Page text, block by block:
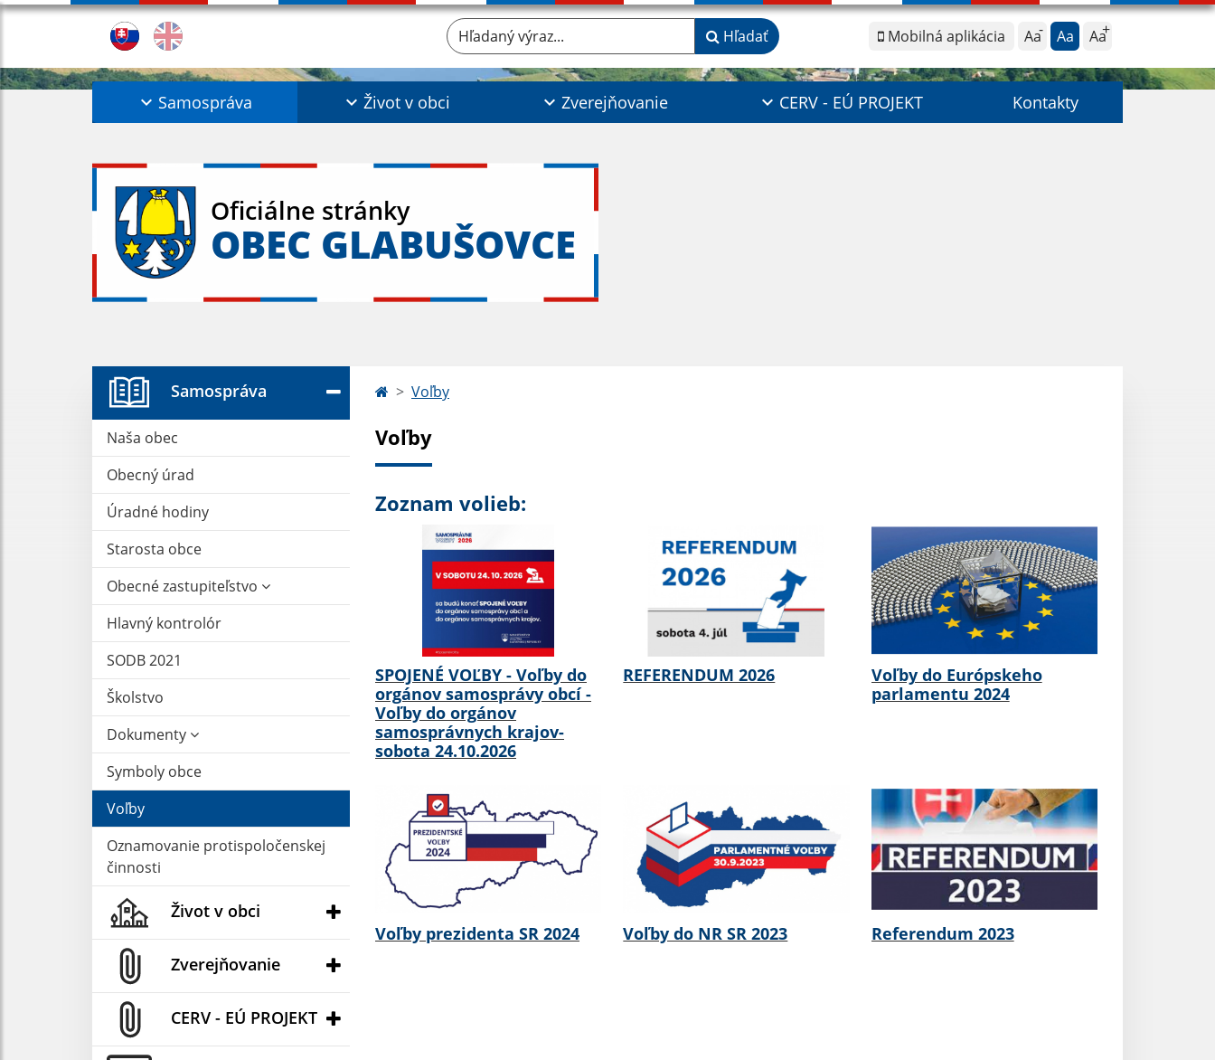
Mobilná aplikácia Aa Aa Aa
Hľadaný výraz... Hľadať
Samospráva Život v obci Zverejňovanie CERV - EÚ PROJEKT Kontakty
Oficiálne stránky
OBEC GLABUŠOVCE
Samospráva
Naša obec
Obecný úrad
Úradné hodiny
Starosta obce
Obecné zastupiteľstvo
Hlavný kontrolór
SODB 2021
Školstvo
Dokumenty
Symboly obce
Voľby
Oznamovanie protispoločenskej
činnosti
Život v obci
Zverejňovanie
CERV - EÚ PROJEKT
Voľby
Voľby
Zoznam volieb:
SPOJENÉ VOĽBY - Voľby do
orgánov samosprávy obcí -
Voľby do orgánov
samosprávnych krajov-
sobota 24.10.2026
REFERENDUM 2026
Voľby do Európskeho
parlamentu 2024
Voľby prezidenta SR 2024 Voľby do NR SR 2023 Referendum 2023